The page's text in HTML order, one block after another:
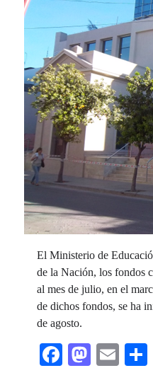
El Ministerio de
de la Nación, los fondos
al mes de julio, en el
de dichos fondos, se ha
de agosto.
Facebook